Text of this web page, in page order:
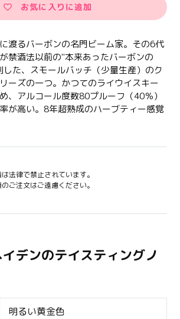
お気に入りに追加
渡るバーボンの名門ビーム家。その6代
禁酒法以前の"本来あったバーボンの
した、スモールバッチ（少量生産）のク
ーズの一つ。かつてのライウイスキー
、アルコール度数80プルーフ（40％）
が高い。8年超熟成のハーブティー感覚
法律で禁止されています。
ご注文はご遠慮ください。
デンのテイスティングノ
明るい黄金色